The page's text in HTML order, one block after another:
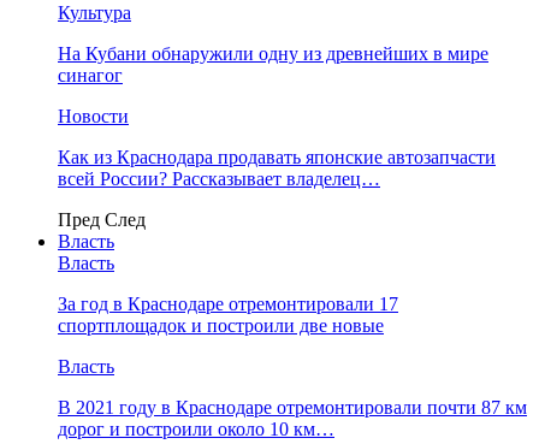
Культура
На Кубани обнаружили одну из древнейших в мире
синагог
Новости
Как из Краснодара продавать японские автозапчасти
всей России? Рассказывает владелец…
Пред След
Власть
Власть
За год в Краснодаре отремонтировали 17
спортплощадок и построили две новые
Власть
В 2021 году в Краснодаре отремонтировали почти 87 км
дорог и построили около 10 км…